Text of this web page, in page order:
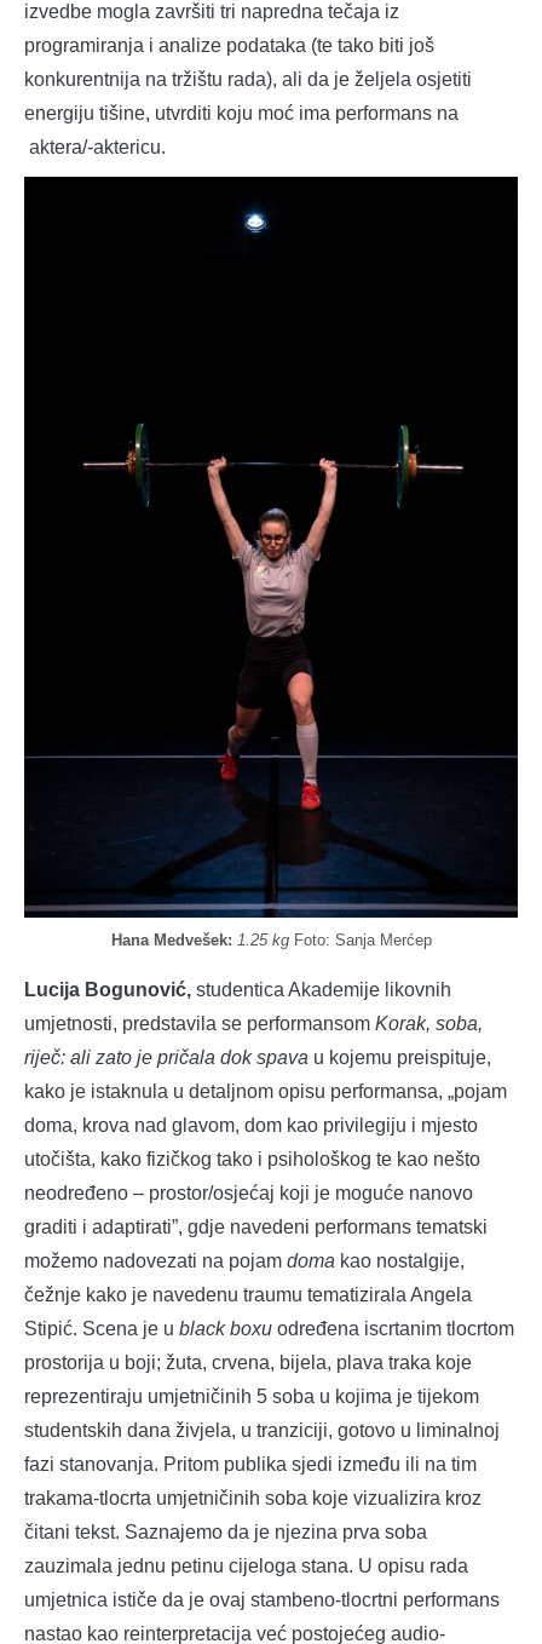
izvedbe mogla završiti tri napredna tečaja iz
programiranja i analize podataka (te tako biti još
konkurentnija na tržištu rada), ali da je željela osjetiti
energiju tišine, utvrditi koju moć ima performans na
aktera/-aktericu.
Hana Medvešek: 1.25 kgFoto: Sanja Merćep
Lucija Bogunović, studentica Akademije likovnih
umjetnosti, predstavila se performansom Korak, soba,
riječ: ali zato je pričala dok spava u kojemu preispituje,
kako je istaknula u detaljnom opisu performansa, „pojam
doma, krova nad glavom, dom kao privilegiju i mjesto
utočišta, kako fizičkog tako i psihološkog te kao nešto
neodređeno – prostor/osjećaj koji je moguće nanovo
graditi i adaptirati”, gdje navedeni performans tematski
možemo nadovezati na pojam doma kao nostalgije,
čežnje kako je navedenu traumu tematizirala Angela
Stipić. Scena je u black boxu određena iscrtanim tlocrtom
prostorija u boji; žuta, crvena, bijela, plava traka koje
reprezentiraju umjetničinih 5 soba u kojima je tijekom
studentskih dana živjela, u tranziciji, gotovo u liminalnoj
fazi stanovanja. Pritom publika sjedi između ili na tim
trakama-tlocrta umjetničinih soba koje vizualizira kroz
čitani tekst. Saznajemo da je njezina prva soba
zauzimala jednu petinu cijeloga stana. U opisu rada
umjetnica ističe da je ovaj stambeno-tlocrtni performans
nastao kao reinterpretacija već postojećeg audio-